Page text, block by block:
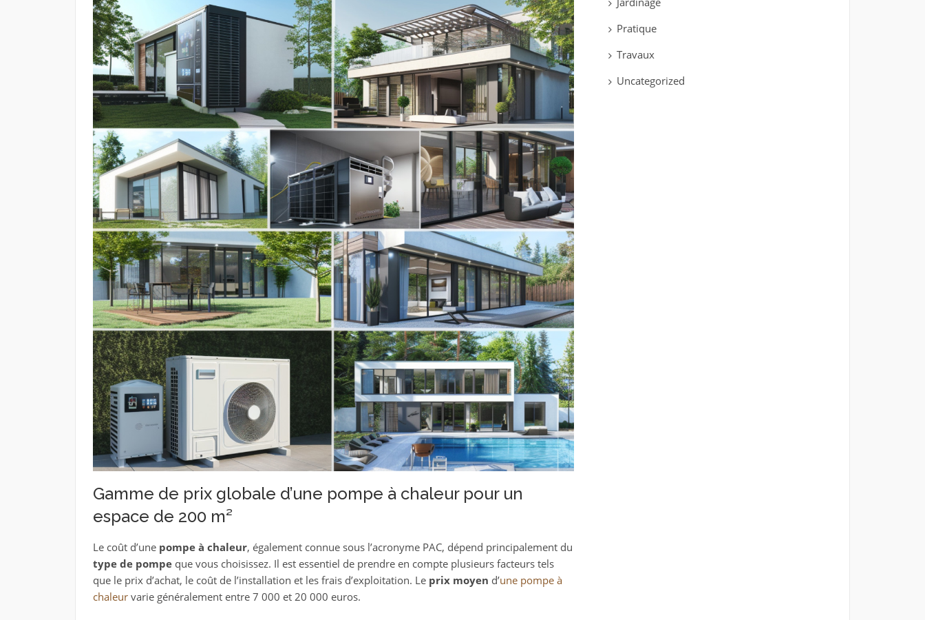
Gamme de prix globale d’une pompe à chaleur pour un
espace de 200 m²
Le coût d’une pompe à chaleur, également connue sous l’acronyme PAC, dépend principalement du
type de pompeque vous choisissez. Il est essentiel de prendre en compte plusieurs facteurs tels
que le prix d’achat, le coût de l’installation et les frais d’exploitation. Le prix moyen d’une pompe à
chaleurvarie généralement entre 7 000 et 20 000 euros.
Pratique
Travaux
Uncategorized